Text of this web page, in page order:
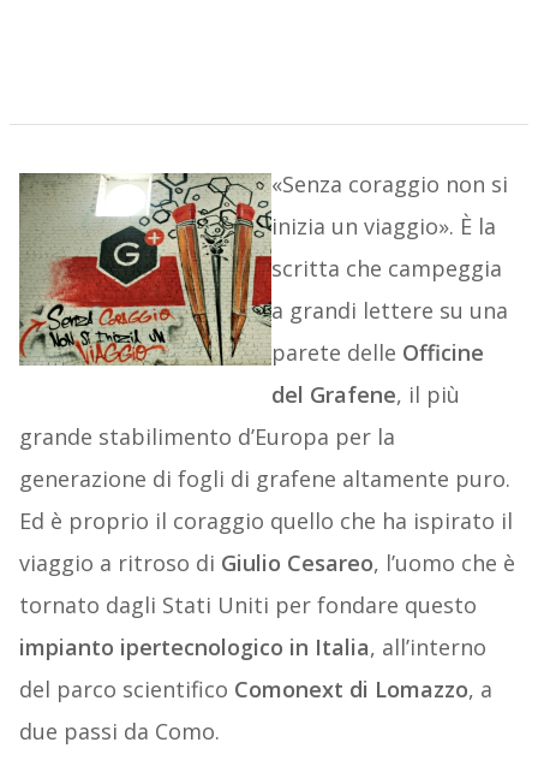
«Senza coraggio non si
inizia un viaggio». È la
scritta che campeggia
a grandi lettere su una
parete delle Officine
del Grafene, il più
grande stabilimento d’Europa per la
generazione di fogli di grafene altamente puro.
Ed è proprio il coraggio quello che ha ispirato il
viaggio a ritroso di Giulio Cesareo, l’uomo che è
tornato dagli Stati Uniti per fondare questo
impianto ipertecnologico in Italia, all’interno
del parco scientifico Comonext di Lomazzo, a
due passi da Como.